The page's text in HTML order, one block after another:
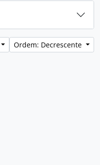
Ordem: Decrescente